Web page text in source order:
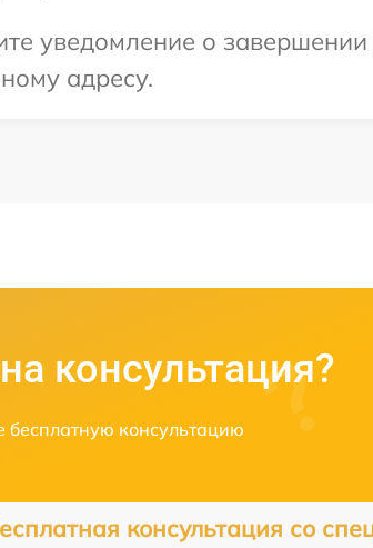
уведомление о
адресу.
консультация?
бесплатную консультацию
консультация со